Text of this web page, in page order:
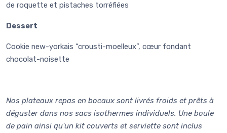
de roquette et pistaches torréfiées
Dessert
Cookie new-yorkais “crousti-moelleux”, cœur fondant
chocolat-noisette
Nos plateaux repas en bocaux sont livrés froids et prêts à
déguster dans nos sacs isothermes individuels. Une boule
de pain ainsi qu'un kit couverts et serviette sont inclus